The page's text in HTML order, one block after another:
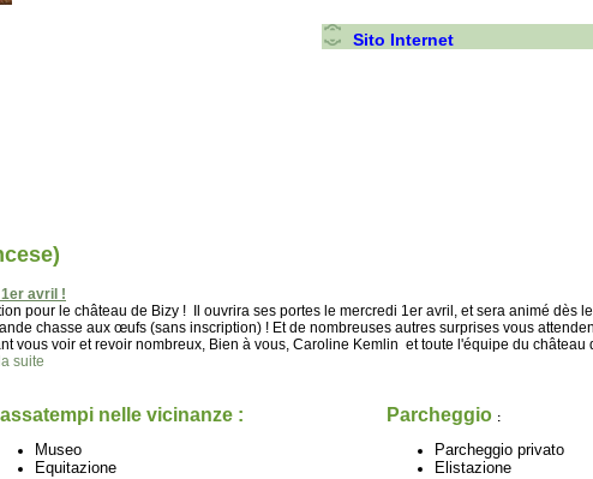
Sito Internet
avril !
pour le château de Bizy ! Il ouvrira ses portes le mercredi 1er avril, et sera animé dès le
chasse aux œufs (sans inscription) ! Et de nombreuses autres surprises vous
vous voir et revoir nombreux, Bien à vous, Caroline Kemlin et toute l'équipe du château
suite
nelle vicinanze :
Museo
Equitazione
Parcheggio :
Parcheggio privato
Elistazione